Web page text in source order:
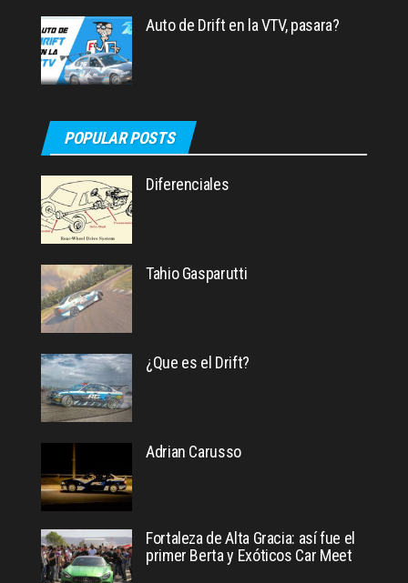
Auto de Drift en la VTV, pasara?
POPULAR POSTS
Diferenciales
Tahio Gasparutti
¿Que es el Drift?
Adrian Carusso
Fortaleza de Alta Gracia: así fue el
primer Berta y Exóticos Car Meet